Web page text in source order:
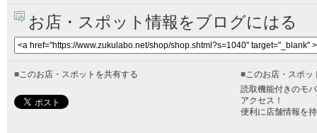
お店・スポット情報をブログにはる
■このお店・スポットを共有する ■このお店・スポッ
読取機能付きのモ
アクセス！
便利に店舗情報を